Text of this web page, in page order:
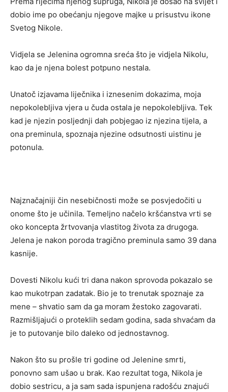
dobio ime po obećanju njegove majke u prisustvu ikone
Svetog Nikole.
Vidjela se Jelenina ogromna sreća što je vidjela Nikolu,
kao da je njena bolest potpuno nestala.
Unatoč izjavama liječnika i iznesenim dokazima, moja
nepokolebljiva vjera u čuda ostala je nepokolebljiva. Tek
kad je njezin posljednji dah pobjegao iz njezina tijela, a
ona preminula, spoznaja njezine odsutnosti uistinu je
potonula.
Najznačajniji čin nesebičnosti može se posvjedočiti u
onome što je učinila. Temeljno načelo kršćanstva vrti se
oko koncepta žrtvovanja vlastitog života za drugoga.
Jelena je nakon poroda tragično preminula samo 39 dana
kasnije.
Dovesti Nikolu kući tri dana nakon sprovoda pokazalo se
kao mukotrpan zadatak. Bio je to trenutak spoznaje za
mene – shvatio sam da ga moram žestoko zagovarati.
Razmišljajući o proteklih sedam godina, sada shvaćam da
je to putovanje bilo daleko od jednostavnog.
Nakon što su prošle tri godine od Jelenine smrti,
ponovno sam ušao u brak. Kao rezultat toga, Nikola je
dobio sestricu, a ja sam sada ispunjena radošću znajući